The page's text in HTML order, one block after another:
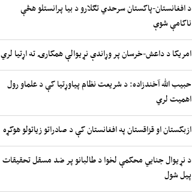
د افغانستان-پاکستان سرحدي تګلارو د بیا پرانستلو هڅې
ناکامې شوې
امریکا د داعش-خرسان پر وړاندې نړیوالې همکارۍ ته اړتیا لري
حبیب الله آخندزاده: د شریعت نظام پیاوړتیا کې د علماو رول
اهمیت لري
ازبکستان او قزاقستان په افغانستان کې د صادراتو زیاتولو هوکړه
د نړیوال جنایي محکمې لخوا د طالبانو پر ضد مسقل تحقیقات
پیل شول